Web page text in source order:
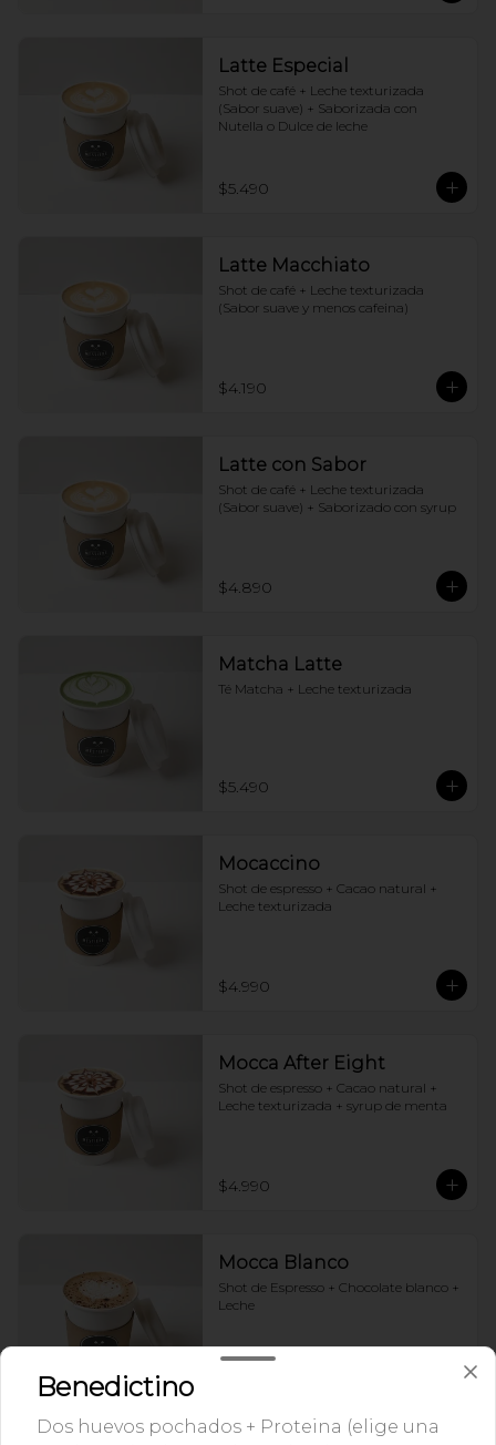
Latte Especial
Shot de café + Leche texturizada
(Sabor suave) + Saborizada con
Nutella o Dulce de leche
$5.490
Latte Macchiato
Shot de café + Leche texturizada
(Sabor suave y menos cafeina)
$4.190
Latte con Sabor
Shot de café + Leche texturizada
(Sabor suave) + Saborizado con syrup
$4.890
Matcha Latte
Té Matcha + Leche texturizada
$5.490
Mocaccino
Shot de espresso + Cacao natural +
Leche texturizada
$4.990
Mocca After Eight
Shot de espresso + Cacao natural +
Leche texturizada + syrup de menta
$4.990
Mocca Blanco
Shot de Espresso + Chocolate blanco +
Leche
Benedictino
Dos huevos pochados + Proteina (elige una